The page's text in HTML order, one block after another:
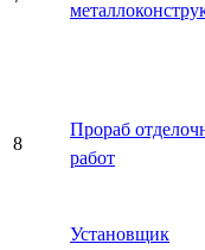
8
Прораб
работ
Установщик